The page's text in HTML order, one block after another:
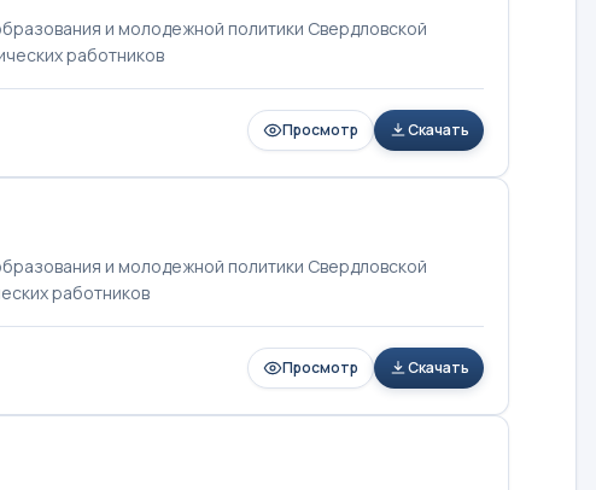
и молодежной политики Свердловской
работников
Просмотр Скачать
и молодежной политики Свердловской
работников
Просмотр Скачать